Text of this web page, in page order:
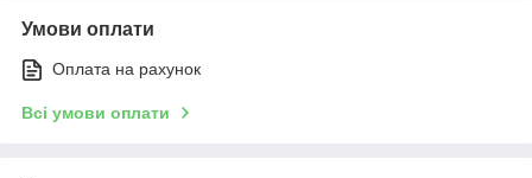
Умови оплати
Оплата на рахунок
Всі умови оплати